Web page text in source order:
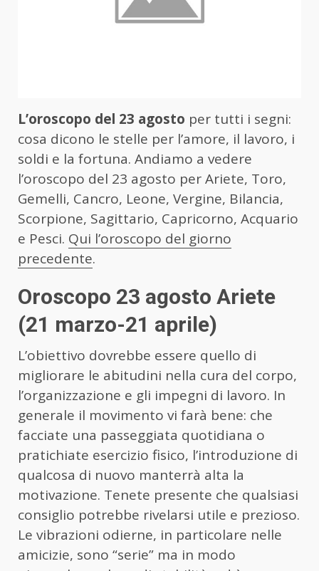
L’oroscopo del 23 agosto per tutti i segni:
cosa dicono le stelle per l’amore, il lavoro, i
soldi e la fortuna. Andiamo a vedere
l’oroscopo del 23 agosto per Ariete, Toro,
Gemelli, Cancro, Leone, Vergine, Bilancia,
Scorpione, Sagittario, Capricorno, Acquario
e Pesci. Qui l’oroscopo del giorno
precedente.
Oroscopo 23 agosto Ariete
(21 marzo-21 aprile)
L’obiettivo dovrebbe essere quello di
migliorare le abitudini nella cura del corpo,
l’organizzazione e gli impegni di lavoro. In
generale il movimento vi farà bene: che
facciate una passeggiata quotidiana o
pratichiate esercizio fisico, l’introduzione di
qualcosa di nuovo manterrà alta la
motivazione. Tenete presente che qualsiasi
consiglio potrebbe rivelarsi utile e prezioso.
Le vibrazioni odierne, in particolare nelle
amicizie, sono “serie” ma in modo